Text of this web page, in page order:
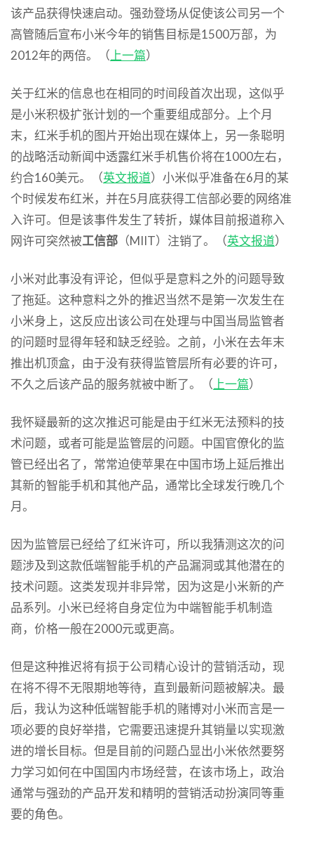
该产品获得快速启动。强劲登场从促使该公司另一个
高管随后宣布小米今年的销售目标是1500万部，为
2012年的两倍。（ 上一篇）
关于红米的信息也在相同的时间段首次出现，这似乎
是小米积极扩张计划的一个重要组成部分。上个月
末，红米手机的图片开始出现在媒体上，另一条聪明
的战略活动新闻中透露红米手机售价将在1000左右，
约合160美元。（英文报道）小米似乎准备在6月的某
个时候发布红米，并在5月底获得工信部必要的网络准
入许可。但是该事件发生了转折，媒体目前报道称入
网许可突然被工信部 （MIIT）注销了。（英文报道）
小米对此事没有评论，但似乎是意料之外的问题导致
了拖延。这种意料之外的推迟当然不是第一次发生在
小米身上，这反应出该公司在处理与中国当局监管者
的问题时显得年轻和缺乏经验。之前，小米在去年末
推出机顶盒，由于没有获得监管层所有必要的许可，
不久之后该产品的服务就被中断了。（ 上一篇）
我怀疑最新的这次推迟可能是由于红米无法预料的技
术问题，或者可能是监管层的问题。中国官僚化的监
管已经出名了，常常迫使苹果在中国市场上延后推出
其新的智能手机和其他产品，通常比全球发行晚几个
月。
因为监管层已经给了红米许可，所以我猜测这次的问
题涉及到这款低端智能手机的产品漏洞或其他潜在的
技术问题。这类发现并非异常，因为这是小米新的产
品系列。小米已经将自身定位为中端智能手机制造
商，价格一般在2000元或更高。
但是这种推迟将有损于公司精心设计的营销活动，现
在将不得不无限期地等待，直到最新问题被解决。最
后，我认为这种低端智能手机的赌博对小米而言是一
项必要的良好举措，它需要迅速提升其销量以实现激
进的增长目标。但是目前的问题凸显出小米依然要努
力学习如何在中国国内市场经营，在该市场上，政治
通常与强劲的产品开发和精明的营销活动扮演同等重
要的角色。